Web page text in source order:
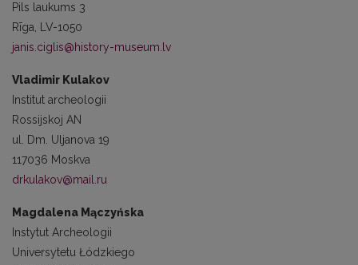
Pils laukums 3
Rīga, LV-1050
janis.ciglis@history-museum.lv
Vladimir Kulakov
Institut archeologii
Rossijskoj AN
ul. Dm. Uljanova 19
117036 Moskva
drkulakov@mail.ru
Magdalena Mączyńska
Instytut Archeologii
Universytetu Łódzkiego